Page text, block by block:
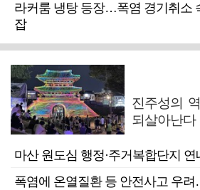
라커룸 냉탕 등장…폭염 경기취소
잡
진주성의
되살아난다
마산 원도심 행정·주거복합단지
폭염에 온열질환 등 안전사고 우려